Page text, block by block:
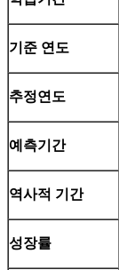
기준 연도
추정연도
예측기간
역사적 기간
성장률